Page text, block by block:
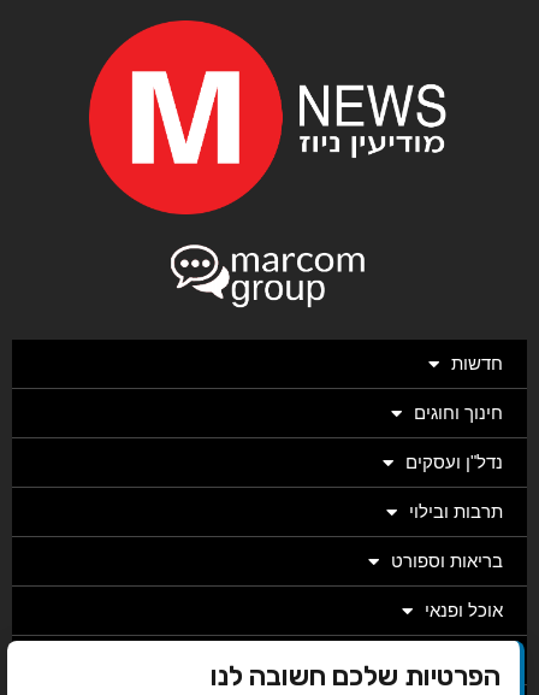
חדשות
חינוך וחוגים
נדל"ן ועסקים
תרבות ובילוי
בריאות וספורט
אוכל ופנאי
הפרטיות שלכם חשובה לנו